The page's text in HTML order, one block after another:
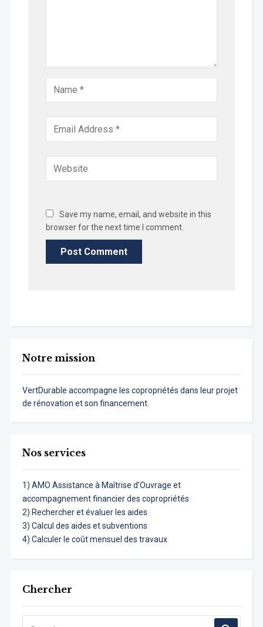
Notre mission
VertDurable accompagne les copropriétés dans leur projet
de rénovation et son financement.
Nos services
1) AMO Assistance à Maîtrise d’Ouvrage et
accompagnement financier des copropriétés
2) Rechercher et évaluer les aides
3) Calcul des aides et subventions
4) Calculer le coût mensuel des travaux
Chercher
Save my name, email, and website in this
browser for the next time I comment.